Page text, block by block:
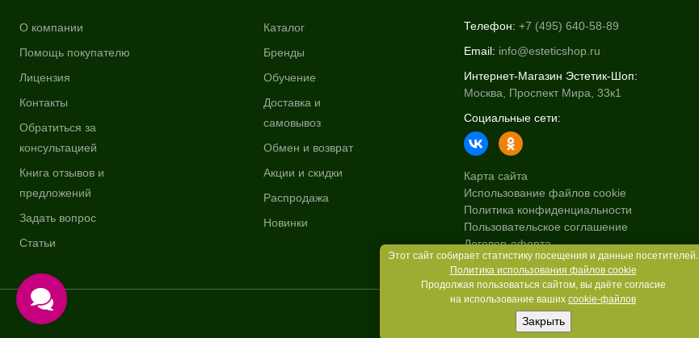
О компании
Помощь покупателю
Лицензия
Контакты
Обратиться за
консультацией
Книга отзывов и
предложений
Задать вопрос
Статьи
Каталог
Бренды
Обучение
Доставка и
самовывоз
Обмен и возврат
Акции и скидки
Распродажа
Новинки
Телефон: +7 (495) 640-58-89
Email: info@esteticshop.ru
Интернет-Магазин Эстетик-Шоп:
Москва, Проспект Мира, 33к1
Социальные сети:
Карта сайта
Использование файлов cookie
Политика конфиденциальности
Пользовательское соглашение
Договор-оферта
Этот сайт собирает статистику посещения и данные посетителей.
Политика использования файлов cookie
Продолжая пользоваться сайтом, вы даёте согласие
на использование ваших cookie-файлов
Закрыть